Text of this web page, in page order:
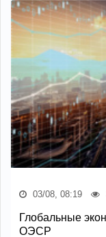
03/08, 08:19
Глобальные
ОЭСР